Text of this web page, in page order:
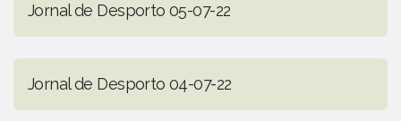
Jornal de Desporto 05-07-22
Jornal de Desporto 04-07-22